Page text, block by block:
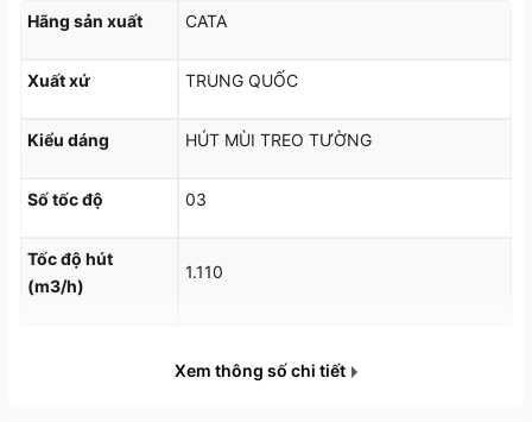
Động cơ M3R mạnh mẽ. Tiêu thụ điện năng tối đa:
270W
02 đèn Halogen công suất 50W
Hãng sản xuất CATA
Xuất xứ TRUNG QUỐC
Kiểu dáng HÚT MÙI TREO TƯỜNG
Số tốc độ 03
Tốc độ hút
(m3/h)
1.110
Xem thông số chi tiết